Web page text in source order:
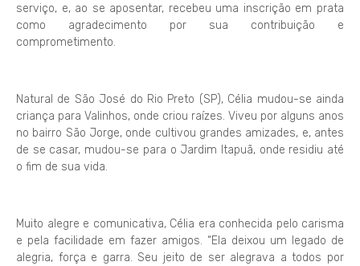
serviço, e, ao se aposentar, recebeu uma inscrição em prata
como agradecimento por sua contribuição e
comprometimento.
Natural de São José do Rio Preto (SP), Célia mudou-se ainda
criança para Valinhos, onde criou raízes. Viveu por alguns anos
no bairro São Jorge, onde cultivou grandes amizades, e, antes
de se casar, mudou-se para o Jardim Itapuã, onde residiu até
o fim de sua vida.
Muito alegre e comunicativa, Célia era conhecida pelo carisma
e pela facilidade em fazer amigos. “Ela deixou um legado de
alegria, força e garra. Seu jeito de ser alegrava a todos por